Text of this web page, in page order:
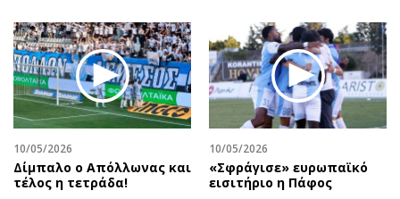
10/05/2026
Δίμπαλο ο Απόλλωνας και
τέλος η τετράδα!
10/05/2026
«Σφράγισε» ευρωπαϊκό
εισιτήριο η Πάφος